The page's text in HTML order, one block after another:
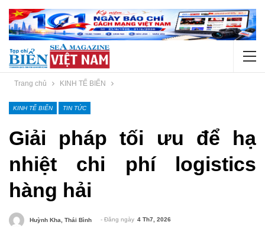
Trang chủ KINH TẾ BIỂN
KINH TẾ BIỂN TIN TỨC
Giải pháp tối ưu để hạ
nhiệt chi phí logistics
hàng hải
Huỳnh Kha, Thái Bình - Đăng ngày 4 Th7, 2026